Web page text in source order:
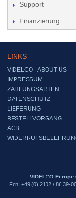
Support
Finanzierung
LINKS
VIDELCO - ABOUT US
IMPRESSUM
ZAHLUNGSARTEN
DATENSCHUTZ
LIEFERUNG
BESTELLVORGANG
AGB
VIDELCO Europe
Fon: +49 (0) 2102 / 86 39-